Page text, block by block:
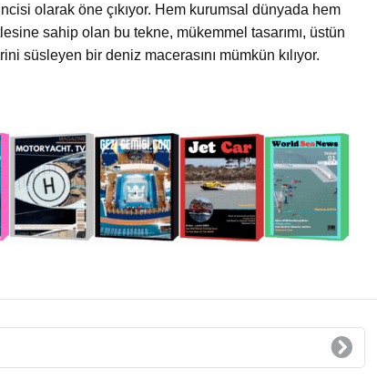
olarak öne çıkıyor. Hem kurumsal dünyada hem
sahip olan bu tekne, mükemmel tasarımı, üstün
süsleyen bir deniz macerasını mümkün kılıyor.